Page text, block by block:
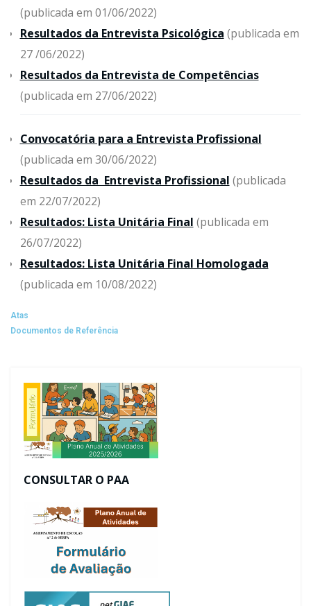
(publicada em 01/06/2022)
Resultados da Entrevista Psicológica (publicada em
27 /06/2022)
Resultados da Entrevista de Competências
(publicada em 27/06/2022)
Convocatória para a Entrevista Profissional
(publicada em 30/06/2022)
Resultados da Entrevista Profissional (publicada
em 22/07/2022)
Resultados: Lista Unitária Final (publicada em
26/07/2022)
Resultados: Lista Unitária Final Homologada
(publicada em 10/08/2022)
Atas
Documentos de Referência
CONSULTAR O PAA